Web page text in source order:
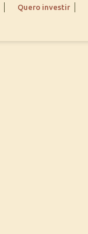
Quero investir